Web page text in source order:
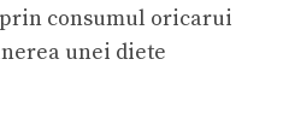
consumul oricarui
unei diete